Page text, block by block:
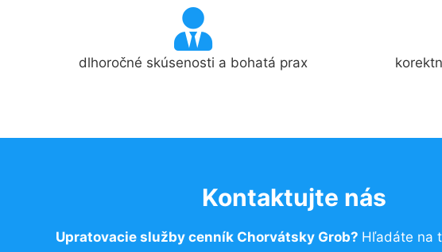
dlhoročné skúsenosti a bohatá prax
Kontaktujte nás
Upratovacie služby cenník Chorvátsky Grob? Hľadáte na